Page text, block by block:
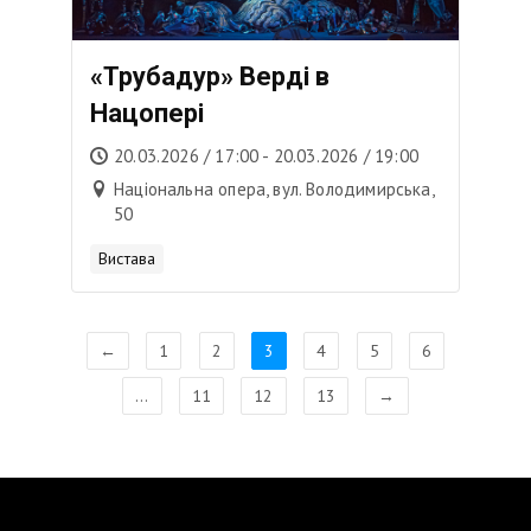
«Трубадур» Верді в
Нацопері
20.03.2026 / 17:00 - 20.03.2026 / 19:00
Національна опера, вул. Володимирська,
50
Вистава
← 1 2 3 4 5 6
… 11 12 13 →